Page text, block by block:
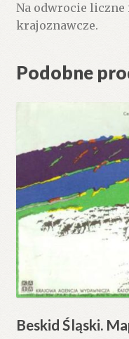
Na odwrocie
krajoznawcze.
Podobne
Beskid Śląski.